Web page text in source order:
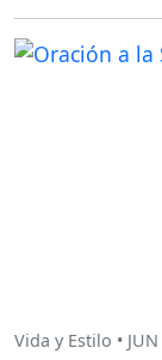
Vida y Estilo •